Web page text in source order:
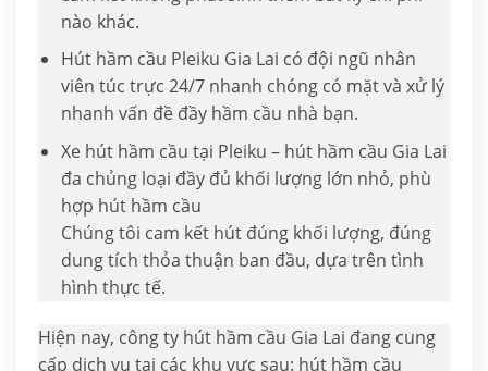
nào khác.
Hút hầm cầu Pleiku Gia Lai có đội ngũ nhân
viên túc trực 24/7 nhanh chóng có mặt và xử lý
nhanh vấn đề đầy hầm cầu nhà bạn.
Xe hút hầm cầu tại Pleiku – hút hầm cầu Gia Lai
đa chủng loại đầy đủ khối lượng lớn nhỏ, phù
hợp hút hầm cầu
Chúng tôi cam kết hút đúng khối lượng, đúng
dung tích thỏa thuận ban đầu, dựa trên tình
hình thực tế.
Hiện nay, công ty hút hầm cầu Gia Lai đang cung
cấp dịch vụ tại các khu vực sau: hút hầm cầu